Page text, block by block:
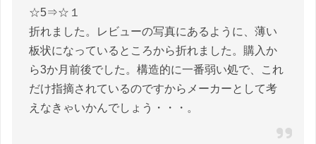
☆5⇒☆１
折れました。レビューの写真にあるように、薄い
板状になっているところから折れました。購入か
ら3か月前後でした。構造的に一番弱い処で、これ
だけ指摘されているのですからメーカーとして考
えなきゃいかんでしょう・・・。